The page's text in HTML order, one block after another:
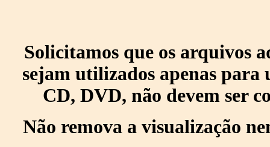
Solicitamos que os arquivos
sejam utilizados apenas para
CD, DVD, não devem ser
Não remova a visualização